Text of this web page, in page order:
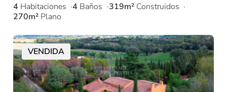
4 Habitaciones 4 Baños 319m² Construidos
270m² Plano
VENDIDA